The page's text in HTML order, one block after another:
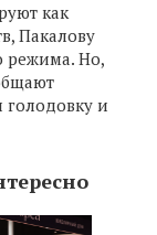
как
Пакалову
режима. Но,
голодовку и